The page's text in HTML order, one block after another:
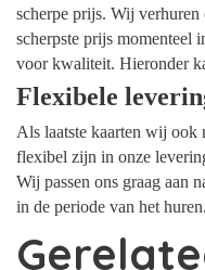
scherpe prijs. Wij
scherpste prijs momenteel
voor kwaliteit. Hieronder
Flexibele
Als laatste kaarten wij ook
flexibel zijn in onze
Wij passen ons graag aan
in de periode van het huren.